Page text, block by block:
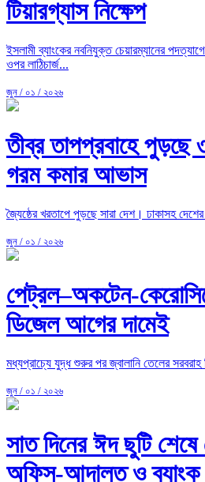
টিয়ারগ্যাস নিক্ষেপ
ইসলামী ব্যাংকের নবনিযুক্ত চেয়ারম্যানের
ওপর লাঠিচার্জ...
জুন / ০১ / ২০২৬
তীব্র তাপপ্রবাহে পুড়ছে
গরম কমার আভাস
জ্যৈষ্ঠের খরতাপে পুড়ছে সারা দেশ। ঢাকাসহ
জুন / ০১ / ২০২৬
পেট্রল–অকটেন-
ডিজেল আগের দামেই
মধ্যপ্রাচ্যে যুদ্ধ শুরুর পর জ্বালানি তেলের সরবরাহ
জুন / ০১ / ২০২৬
সাত দিনের ঈদ ছুটি
অফিস-আদালত ও ব্যাংক